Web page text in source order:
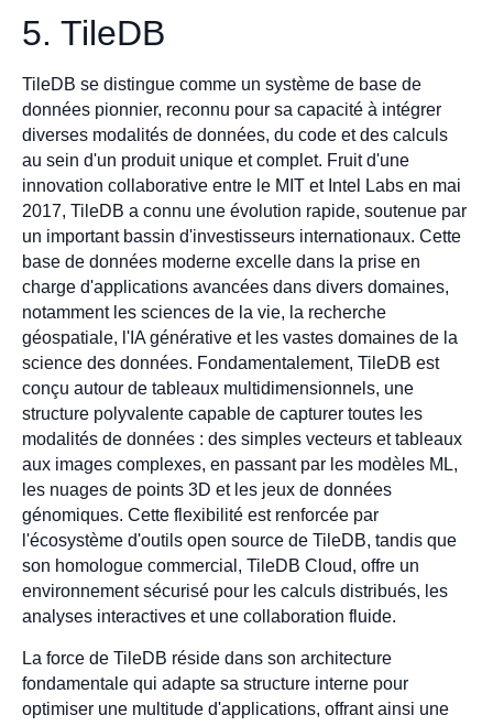
5. TileDB
TileDB se distingue comme un système de base de
données pionnier, reconnu pour sa capacité à intégrer
diverses modalités de données, du code et des calculs
au sein d'un produit unique et complet. Fruit d'une
innovation collaborative entre le MIT et Intel Labs en mai
2017, TileDB a connu une évolution rapide, soutenue par
un important bassin d'investisseurs internationaux. Cette
base de données moderne excelle dans la prise en
charge d'applications avancées dans divers domaines,
notamment les sciences de la vie, la recherche
géospatiale, l'IA générative et les vastes domaines de la
science des données. Fondamentalement, TileDB est
conçu autour de tableaux multidimensionnels, une
structure polyvalente capable de capturer toutes les
modalités de données : des simples vecteurs et tableaux
aux images complexes, en passant par les modèles ML,
les nuages de points 3D et les jeux de données
génomiques. Cette flexibilité est renforcée par
l'écosystème d'outils open source de TileDB, tandis que
son homologue commercial, TileDB Cloud, offre un
environnement sécurisé pour les calculs distribués, les
analyses interactives et une collaboration fluide.
La force de TileDB réside dans son architecture
fondamentale qui adapte sa structure interne pour
optimiser une multitude d'applications, offrant ainsi une